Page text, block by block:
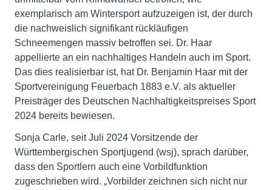
exemplarisch am Wintersport aufzuzeigen ist, der durch
die nachweislich signifikant rückläufigen
Schneemengen massiv betroffen sei. Dr. Haar
appellierte an ein nachhaltiges Handeln auch im Sport.
Das dies realisierbar ist, hat Dr. Benjamin Haar mit der
Sportvereinigung Feuerbach 1883 e.V. als aktueller
Preisträger des Deutschen Nachhaltigkeitspreises Sport
2024 bereits bewiesen.
Sonja Carle, seit Juli 2024 Vorsitzende der
Württembergischen Sportjugend (wsj), sprach darüber,
dass den Sportlern auch eine Vorbildfunktion
zugeschrieben wird. „Vorbilder zeichnen sich nicht nur